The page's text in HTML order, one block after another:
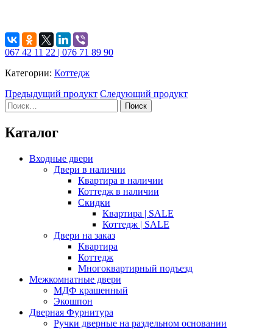
067 42 11 22 | 076 71 89 90
Категории: Коттедж
Предыдущий продукт Следующий продукт
Найти:
Каталог
Входные двери
Двери в наличии
Квартира в наличии
Коттедж в наличии
Скидки
Квартира | SALE
Коттедж | SALE
Двери на заказ
Квартира
Коттедж
Многоквартирный подъезд
Межкомнатные двери
МДФ крашенный
Экошпон
Дверная Фурнитура
Ручки дверные на раздельном основании